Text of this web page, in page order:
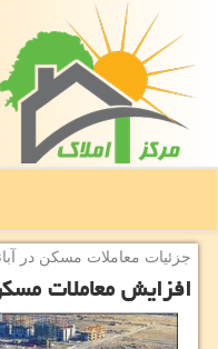
جزئیات معاملات مسكن در
افزایش معاملات